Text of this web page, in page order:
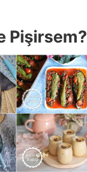
Pişirsem?